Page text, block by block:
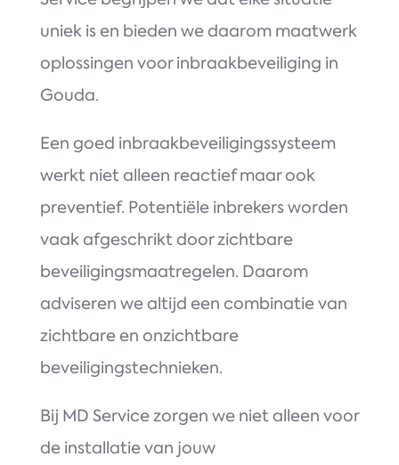
uniek is en bieden we daarom maatwerk
oplossingen voor inbraakbeveiliging in
Gouda.
Een goed inbraakbeveiligingssysteem
werkt niet alleen reactief maar ook
preventief. Potentiële inbrekers worden
vaak afgeschrikt door zichtbare
beveiligingsmaatregelen. Daarom
adviseren we altijd een combinatie van
zichtbare en onzichtbare
beveiligingstechnieken.
Bij MD Service zorgen we niet alleen voor
de installatie van jouw